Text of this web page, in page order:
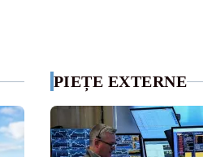
PIEȚE EXTERNE